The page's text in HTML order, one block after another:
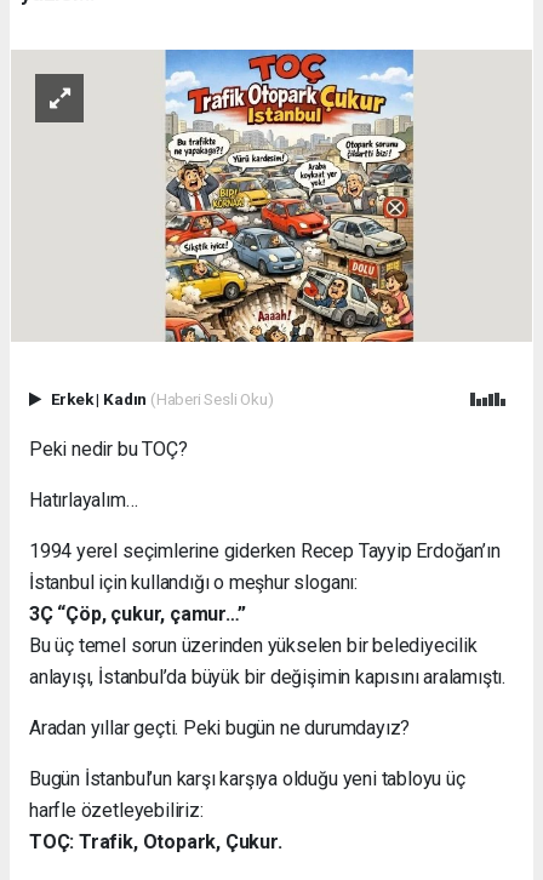
Erkek| Kadın (Haberi Sesli Oku)
Peki nedir bu TOÇ?
Hatırlayalım…
1994 yerel seçimlerine giderken Recep Tayyip Erdoğan’ın
İstanbul için kullandığı o meşhur sloganı:
3Ç “Çöp, çukur, çamur…”
Bu üç temel sorun üzerinden yükselen bir belediyecilik
anlayışı, İstanbul’da büyük bir değişimin kapısını aralamıştı.
Aradan yıllar geçti. Peki bugün ne durumdayız?
Bugün İstanbul’un karşı karşıya olduğu yeni tabloyu üç
harfle özetleyebiliriz:
TOÇ: Trafik, Otopark, Çukur.